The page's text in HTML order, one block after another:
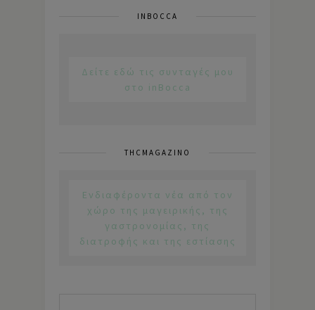
INBOCCA
Δείτε εδώ τις συνταγές μου
στο inBocca
THCMAGAZINO
Ενδιαφέροντα νέα από τον
χώρο της μαγειρικής, της
γαστρονομίας, της
διατροφής και της εστίασης